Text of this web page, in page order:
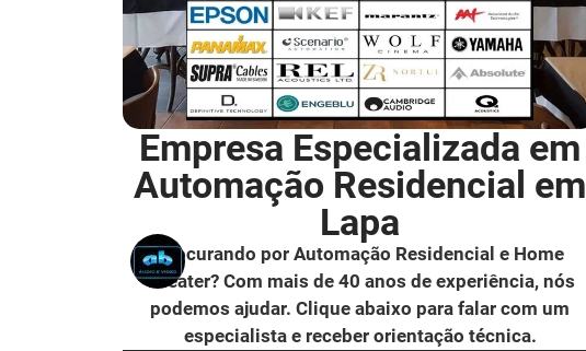
Empresa Especializada em
Automação Residencial em
Lapa
Procurando por Automação Residencial e Home
Theater? Com mais de 40 anos de experiência, nós
podemos ajudar. Clique abaixo para falar com um
especialista e receber orientação técnica.